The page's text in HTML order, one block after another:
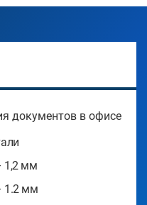
документов в офисе
1,2 мм
1.2 мм